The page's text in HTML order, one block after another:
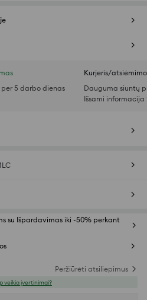
5 darbo dienas
Kurjeris/
Dauguma siuntų
Išsami informacija
su Išpardavimas iki -50% perkant
Peržiūrėti atsiliepimus
veikia įvertinimai?